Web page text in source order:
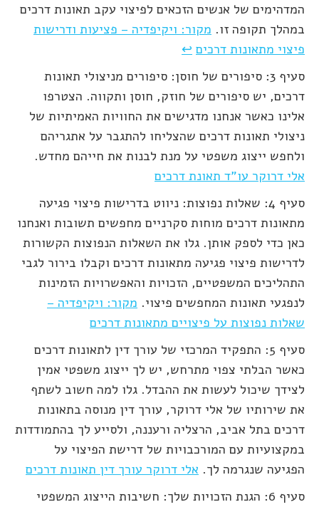
המדהימים של אנשים הזכאים לפיצוי עקב תאונות דרכים
במהלך תקופה זו. מקור: ויקיפדיה – פציעות ודרישות
פיצוי מתאונות דרכים ↩
סעיף 3: סיפורים של חוסן: סיפורים מניצולי תאונות
דרכים, יש סיפורים של חוזק, חוסן ותקווה. הצטרפו
אלינו כאשר אנחנו מדגישים את החוויות האמיתיות של
ניצולי תאונות דרכים שהצליחו להתגבר על אתגריהם
ולחפש ייצוג משפטי על מנת לבנות את חייהם מחדש.
אלי דרוקר עו"ד תאונת דרכים
סעיף 4: שאלות נפוצות: ניווט בדרישות פיצוי פגיעה
מתאונות דרכים מוחות סקרניים מחפשים תשובות ואנחנו
כאן כדי לספק אותן. גלו את השאלות הנפוצות הקשורות
לדרישות פיצוי פגיעה מתאונות דרכים וקבלו בירור לגבי
התהליכים המשפטיים, הזכויות והאפשרויות הזמינות
לנפגעי תאונות המחפשים פיצוי. מקור: ויקיפדיה –
שאלות נפוצות על פיצויים מתאונות דרכים
סעיף 5: התפקיד המרכזי של עורך דין לתאונות דרכים
כאשר הבלתי צפוי מתרחש, יש לך ייצוג משפטי אמין
לצידך שיכול לעשות את ההבדל. גלו למה חשוב לשתף
את שירותיו של אלי דרוקר, עורך דין מנוסה בתאונות
דרכים בתל אביב, הרצליה ורעננה, ולסייע לך בהתמודדות
במקצועיות עם המורכבויות של דרישת הפיצוי על
הפגיעה שנגרמה לך. אלי דרוקר עורך דין תאונות דרכים
סעיף 6: הגנת הזכויות שלך: חשיבות הייצוג המשפטי